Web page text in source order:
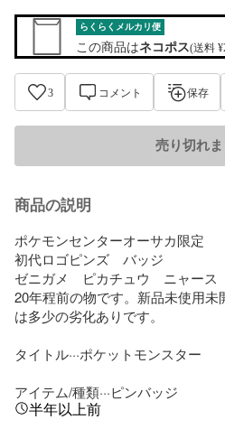
らくらくメルカリ便
この商品はネコポス(送料
3 コメント 保存
売り切れ
商品の説明
ポケモンセンターオーサカ限定
初代ロゴピンズ　バッジ
ゼニガメ　ピカチュウ　ニャース
20年程前の物です。新品未使用
は多少の劣化ありです。
タイトル···ポケットモンスター
アイテム/種類···ピンバッジ
半年以上前